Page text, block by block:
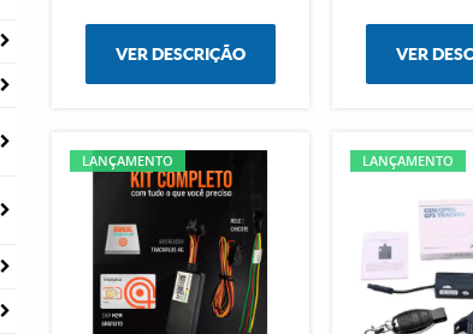
VER DESCRIÇÃO VER
LANÇAMENTO LANÇAMENTO